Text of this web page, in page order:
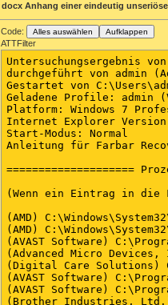
docx Anhang einer eindeutig
Code: Alles auswählen Aufklappen
ATTFilter
Untersuchungsergebnis von Farbar Recovery Scan Tool (FRST) (x64) Version: 14.11.2018
durchgeführt von admin (Administrator) auf ADMIN-PC (15-11-2018 20:42:55)
Gestartet von C:\Users\admin\Desktop
Geladene Profile: admin (Verfügbare Profile: admin)
Platform: Windows 7 Professional Service Pack 1 (X64) Sprache: Deutsch (Deutschland)
Internet Explorer Version 11 (Standard-Browser: Chrome)
Start-Modus: Normal
Anleitung für Farbar Recovery Scan Tool: hxxp://www.geekstogo.com/forum/topic/335081-frst-tutorial-how-to-use-farbar-recovery-scan-tool/

==================== Prozesse (Nicht auf der Ausnahmeliste) =================

(Wenn ein Eintrag in die Fixlist aufgenommen wird, wird der Prozess geschlossen. Die Datei wird nicht verschoben.)

(AMD) C:\Windows\System32\atiesrxx.exe
(AMD) C:\Windows\System32\atieclxx.exe
(AVAST Software) C:\Program Files\AVAST Software\Avast\AvastSvc.exe
(Advanced Micro Devices, Inc.) C:\Program Files\AMD\ATI.ACE\Fuel\Fuel.Service.exe
(Digital Care Solutions) C:\Program Files\BDServices\BitDefenderCOM.exe
(AVAST Software) C:\Program Files (x86)\AVAST Software\Browser\Update\1.4.136.333\AvastBrowserCrashHandler.exe
(AVAST Software) C:\Program Files (x86)\AVAST Software\Browser\Update\1.4.136.333\AvastBrowserCrashHandler64.exe
(Brother Industries, Ltd.) C:\Program Files (x86)\Browny02\BrYNSvc.exe
(devolo AG) C:\Program Files (x86)\devolo\dlan\devolonetsvc.exe
(AVAST Software) C:\Program Files\AVAST Software\Avast\AvastUI.exe
() C:\Program Files (x86)\HiSuite\HandSetService\HuaweiHiSuiteService64.exe
(Nuance Communications, Inc.) C:\Program Files (x86)\Nuance\PaperPort\PDFProFiltSrvPP.exe
(Copyright (c) 2017 Plays.tv, LLC) C:\Program Files (x86)\Raptr Inc\PlaysTV\plays_service.exe
(Samsung) C:\Program Files (x86)\Samsung\Smart Switch PC\SmartSwitchPDLR.exe
(Sony Corporation) C:\Program Files (x86)\Sony\PlayMemories Home\PMBDeviceInfoProvider.exe
(Microsoft Corporation) C:\Program Files (x86)\Microsoft Application Virtualization Client\sftvsa.exe
(DEVGURU Co., LTD.) C:\Program Files (x86)\Samsung\USB Drivers\27_ssconn\conn\ss_conn_service.exe
(Piriform Ltd) C:\Program Files\CCleaner\CCleaner64.exe
(Malwarebytes) C:\Program Files\Malwarebytes\Anti-Malware\MBAMService.exe
(AVAST Software) C:\Program Files\AVAST Software\Avast\x64\aswidsagenta.exe
(Google Inc.) C:\Program Files (x86)\Google\Chrome\Application\chrome.exe
(Google Inc.) C:\Program Files (x86)\Google\Chrome\Application\chrome.exe
(Google Inc.) C:\Program Files (x86)\Google\Chrome\Application\chrome.exe
(Google Inc.) C:\Program Files (x86)\Google\Chrome\Application\chrome.exe
(Sony Corporation) C:\Program Files (x86)\Common Files\Sony Shared\SOHLib\SOHDms.exe
(Microsoft Corporation) C:\Windows\System32\alg.exe
(Google Inc.) C:\Program Files (x86)\Google\Chrome\Application\chrome.exe
(Google Inc.) C:\Program Files (x86)\Google\Chrome\Application\chrome.exe
(Sony Corporation) C:\Program Files\Common Files\Sony Shared\VAIO Entertainment